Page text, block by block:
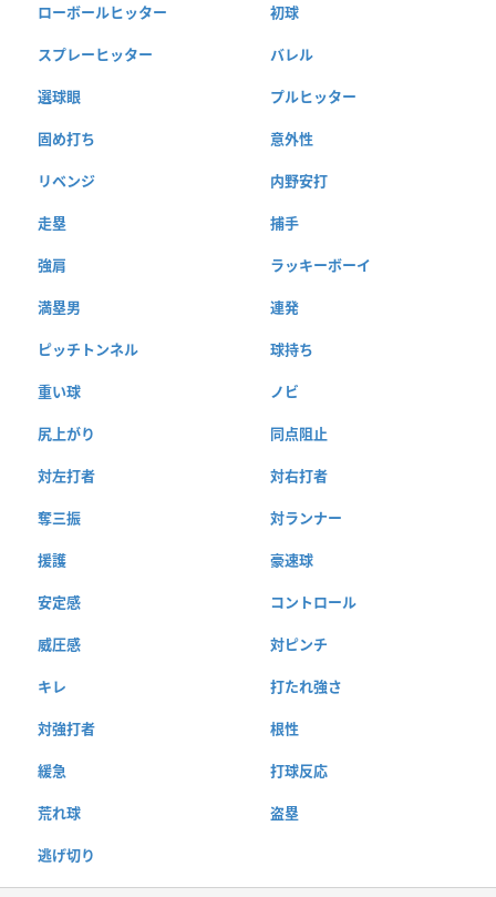
ローボールヒッター 初球
スプレーヒッター バレル
選球眼 プルヒッター
固め打ち 意外性
リベンジ 内野安打
走塁 捕手
強肩 ラッキーボーイ
満塁男 連発
ピッチトンネル 球持ち
重い球 ノビ
尻上がり 同点阻止
対左打者 対右打者
奪三振 対ランナー
援護 豪速球
安定感 コントロール
威圧感 対ピンチ
キレ 打たれ強さ
対強打者 根性
緩急 打球反応
荒れ球 盗塁
逃げ切り